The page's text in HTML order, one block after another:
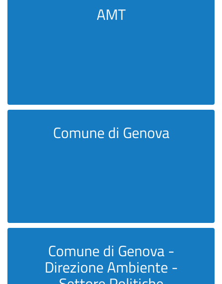
AMT
Comune di Genova
Comune di Genova -
Direzione Ambiente -